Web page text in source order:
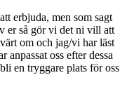
erbjuda, men som sagt
er så gör vi det ni vill att
om och jag/vi har läst
oss efter dessa
en tryggare plats för oss